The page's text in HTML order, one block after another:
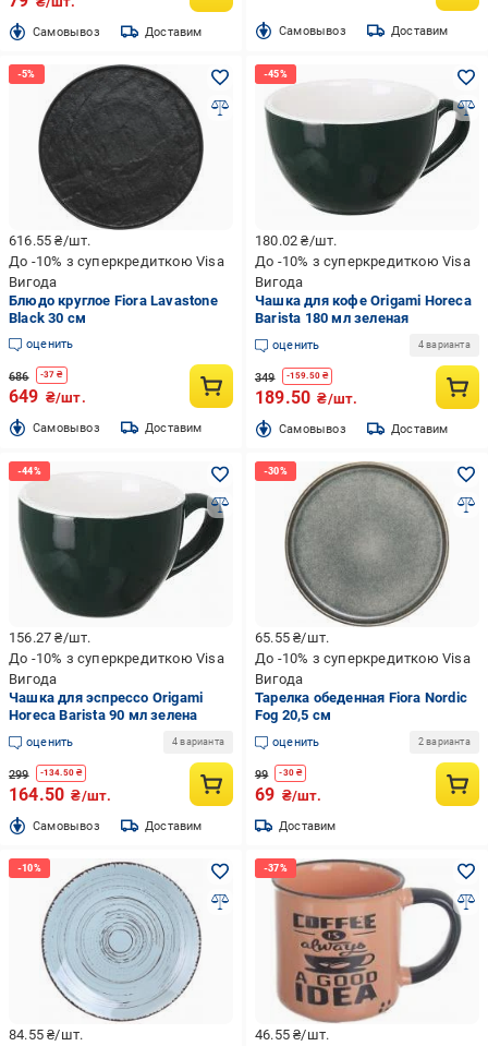
Cамовывоз Доставим Cамовывоз Доставим
616.55₴/шт.
До -10% з суперкредиткою Visa
Вигода
Блюдо круглое Fiora Lavastone
Black 30 см
оценить
686 -37 ₴
649 ₴/шт.
Cамовывоз Доставим
180.02₴/шт.
До -10% з суперкредиткою Visa
Вигода
Чашка для кофе Origami Horeca
Barista 180 мл зеленая
оценить 4 варианта
349 -159.50₴
189.50 ₴/шт.
Cамовывоз Доставим
156.27₴/шт.
До -10% з суперкредиткою Visa
Вигода
Чашка для эспрессо Origami
Horeca Barista 90 мл зелена
оценить 4 варианта
299 -134.50 ₴
164.50 ₴/шт.
Cамовывоз Доставим
65.55₴/шт.
До -10% з суперкредиткою Visa
Вигода
Тарелка обеденная Fiora Nordic
Fog 20,5 см
оценить 2 варианта
99 -30₴
69 ₴/шт.
Доставим
84.55₴/шт.
46.55₴/шт.